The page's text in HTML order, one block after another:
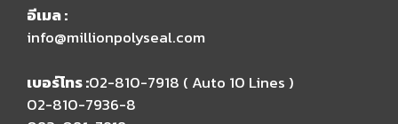
อีเมล​ :
info@millionpolyseal.com
เบอร์โทร :02-810-7918 ( Auto 10 Lines )​
02-810-7936-8